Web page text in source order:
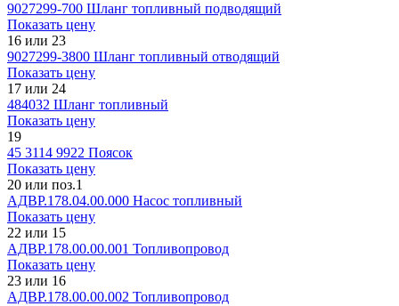
9027299-700 Шланг топливный подводящий
Показать цену
16 или 23
9027299-3800 Шланг топливный отводящий
Показать цену
17 или 24
484032 Шланг топливный
Показать цену
19
45 3114 9922 Поясок
Показать цену
20 или поз.1
АДВР.178.04.00.000 Насос топливный
Показать цену
22 или 15
АДВР.178.00.00.001 Топливопровод
Показать цену
23 или 16
АДВР.178.00.00.002 Топливопровод